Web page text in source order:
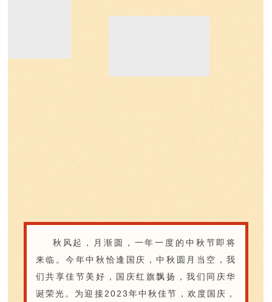
秋风起，月渐圆，一年一度的中秋节即将
来临。今年中秋恰逢国庆，中秋圆月当空，我
们共享佳节美好，国庆红旗飘扬，我们同庆华
诞荣光。为迎接2023年中秋佳节，欢度国庆，